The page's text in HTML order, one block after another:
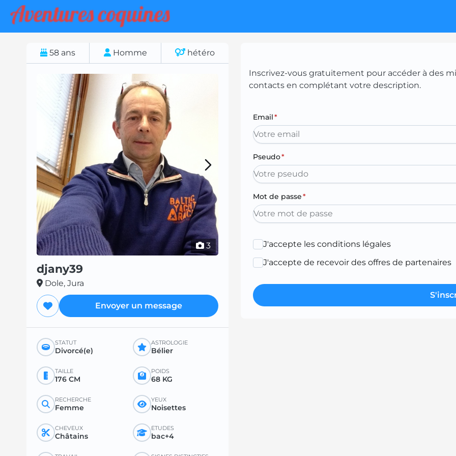
58 ans Homme hétéro
3
djany39
Dole, Jura
Envoyer un message
STATUT
Divorcé(e)
ASTROLOGIE
Bélier
TAILLE
176 CM
POIDS
68 KG
RECHERCHE
Femme
YEUX
Noisettes
CHEVEUX
Châtains
ÉTUDES
bac+4
Inscrivez-vous gratuitement pour accéder à des
contacts en complétant votre description.
Email*
Pseudo*
Mot de passe*
J'accepte les conditions légales
J'accepte de recevoir des offres de partenaires